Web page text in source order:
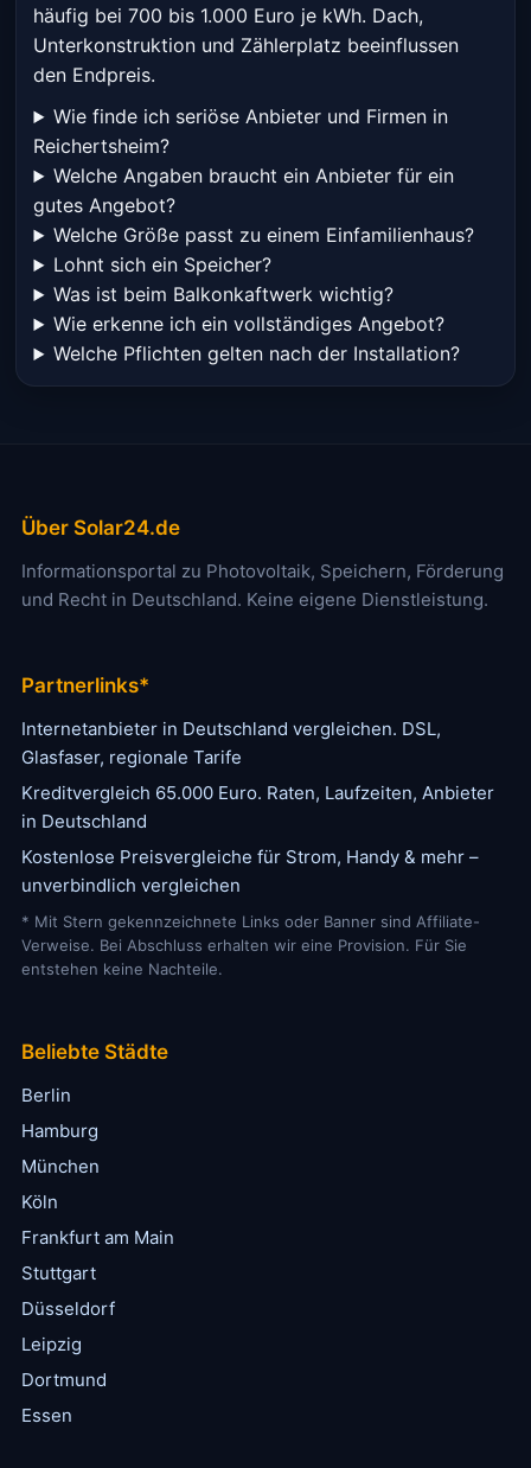
häufig bei 700 bis 1.000 Euro je kWh. Dach,
Unterkonstruktion und Zählerplatz beeinflussen
den Endpreis.
Wie finde ich seriöse Anbieter und Firmen in
Reichertsheim?
Welche Angaben braucht ein Anbieter für ein
gutes Angebot?
Welche Größe passt zu einem Einfamilienhaus?
Lohnt sich ein Speicher?
Was ist beim Balkonkaftwerk wichtig?
Wie erkenne ich ein vollständiges Angebot?
Welche Pflichten gelten nach der Installation?
Über Solar24.de
Informationsportal zu Photovoltaik, Speichern, Förderung
und Recht in Deutschland. Keine eigene Dienstleistung.
Partnerlinks*
Internetanbieter in Deutschland vergleichen. DSL,
Glasfaser, regionale Tarife
Kreditvergleich 65.000 Euro. Raten, Laufzeiten, Anbieter
in Deutschland
Kostenlose Preisvergleiche für Strom, Handy & mehr –
unverbindlich vergleichen
* Mit Stern gekennzeichnete Links oder Banner sind Affiliate-
Verweise. Bei Abschluss erhalten wir eine Provision. Für Sie
entstehen keine Nachteile.
Beliebte Städte
Berlin
Hamburg
München
Köln
Frankfurt am Main
Stuttgart
Düsseldorf
Leipzig
Dortmund
Essen